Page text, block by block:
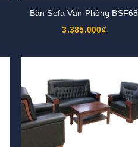
Bàn Sofa Văn Phòng BSF68
3.385.000₫